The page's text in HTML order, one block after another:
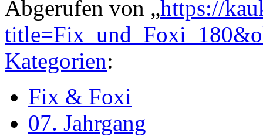
Abgerufen von „https://
Kategorien:
Fix & Foxi
07. Jahrgang